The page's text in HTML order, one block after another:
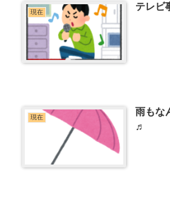
現在 テレビ
現在
雨もな
♬